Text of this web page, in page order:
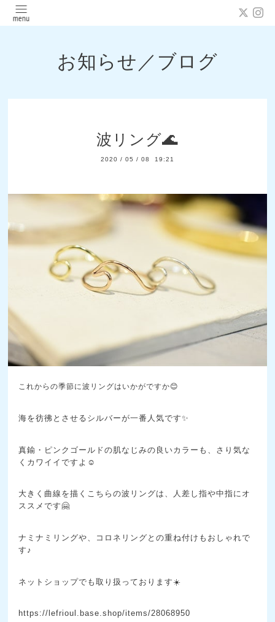
お知らせ／ブログ
波リング🌊
2020 / 05 / 08 19:21
これからの季節に波リングはいかがですか😊
海を彷彿とさせるシルバーが一番人気です✨
真鍮・ピンクゴールドの肌なじみの良いカラーも、さり気な
くカワイイですよ☺️
大きく曲線を描くこちらの波リングは、人差し指や中指にオ
ススメです🤗
ナミナミリングや、コロネリングとの重ね付けもおしゃれで
す♪
ネットショップでも取り扱っております☀️
https://lefrioul.base.shop/items/28068950